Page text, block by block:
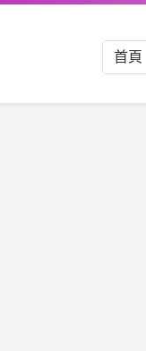
首頁